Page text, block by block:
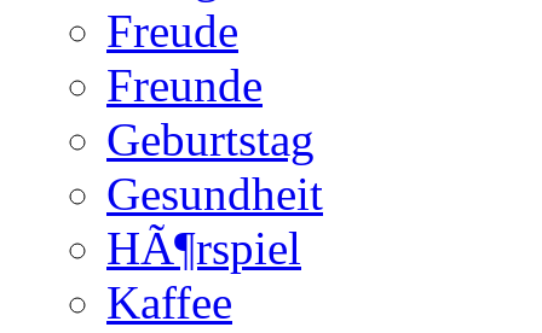
Freude
Freunde
Geburtstag
Gesundheit
HÃ¶rspiel
Kaffee